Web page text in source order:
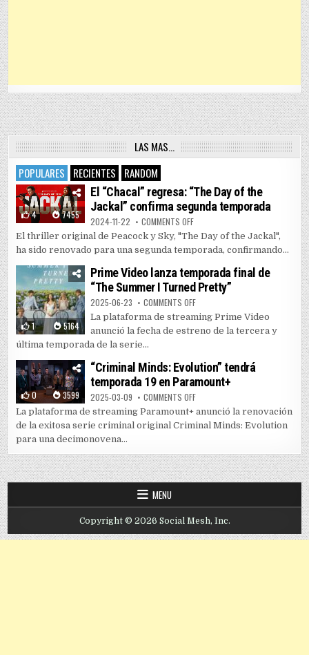
LAS MAS…
POPULARES
RECIENTES RANDOM
4 7455
El “Chacal” regresa: “The Day of the
Jackal” confirma segunda temporada
2024-11-22 COMMENTS OFFON EL “CHACAL” REGRESA: “THE
El thriller original de Peacock y Sky, "The Day of the Jackal",
ha sido renovado para una segunda temporada, confirmando...
1 5164
Prime Video lanza temporada final de
“The Summer I Turned Pretty”
2025-06-23 COMMENTS OFFON PRIME VIDEO LANZA
La plataforma de streaming Prime Video
anunció la fecha de estreno de la tercera y
última temporada de la serie...
0 3599
“Criminal Minds: Evolution” tendrá
temporada 19 en Paramount+
2025-03-09 COMMENTS OFFON “CRIMINAL MINDS:
La plataforma de streaming Paramount+ anunció la renovación
de la exitosa serie criminal original Criminal Minds: Evolution
para una decimonovena...
MENU
Copyright © 2026 Social Mesh, Inc.